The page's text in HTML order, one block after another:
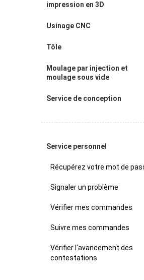
impression en 3D
Usinage CNC
Tôle
Moulage par injection et
moulage sous vide
Service de conception
Service personnel
Récupérez votre mot de
Signaler un problème
Vérifier mes commandes
Suivre mes commandes
Vérifier l'avancement des
contestations